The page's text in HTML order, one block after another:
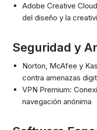
Adobe Creative
del diseño y la
Seguridad y
Norton, McAfee y
contra amenazas
VPN Premium:
navegación anónima